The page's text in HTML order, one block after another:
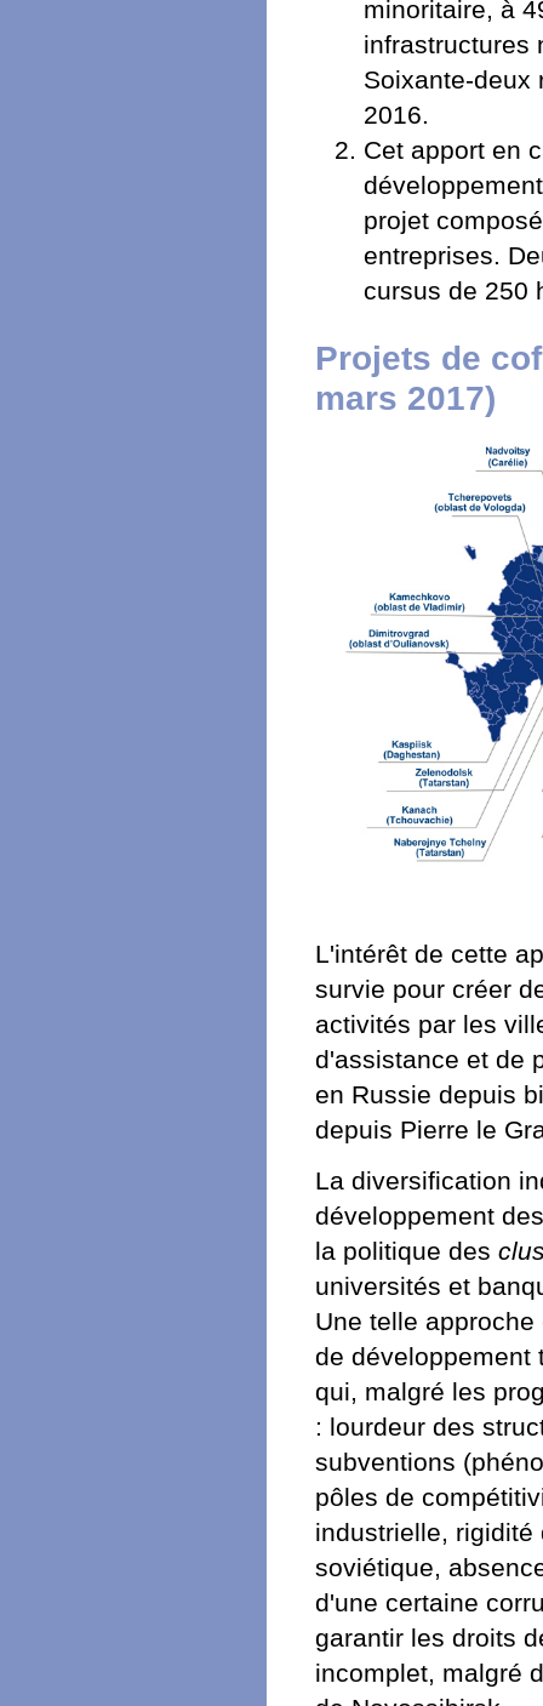
minoritaire, à
infrastructures
Soixante-deux
2016.
Cet apport en
projet
entreprises.
cursus de 250
Projets de
mars 2017)
L'intérêt de cette
survie pour créer
activités par les
d'assistance et de
en Russie depuis
depuis Pierre le
La diversification
développement
la politique des
universités et
Une telle
de développement
qui, malgré les
: lourdeur des
subventions
pôles de
industrielle,
soviétique,
d'une certaine
garantir les droits
incomplet, malgré